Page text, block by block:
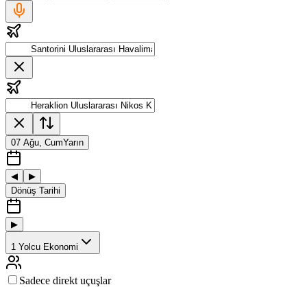
07 Ağu, CumYarın
◀
▶
Dönüş Tarihi
▶
1 Yolcu Ekonomi
Sadece direkt uçuşlar